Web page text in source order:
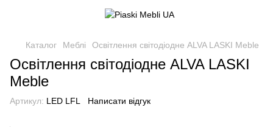
Каталог Меблі Освітлення світодіодне ALVA LASKI Meble
Освітлення світодіодне ALVA LASKI
Meble
Артикул: LED LFL Написати відгук